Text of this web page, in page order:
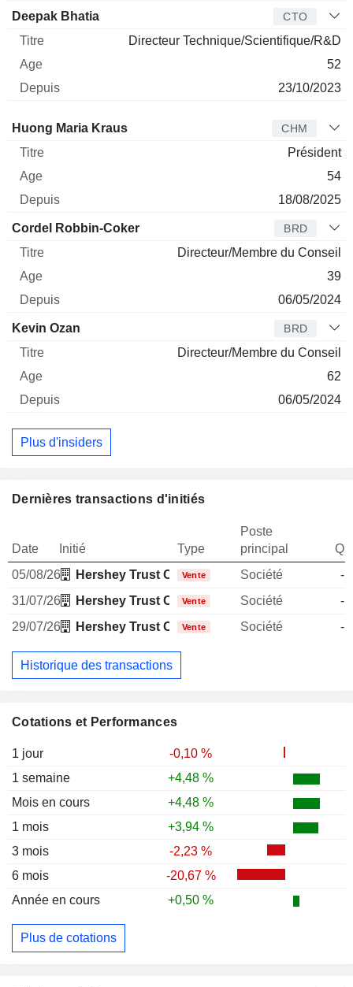
Cotations et Performances
1 jour
-0,10 %
1 semaine
+4,48 %
Mois en cours
+4,48 %
1 mois
+3,94 %
3 mois
-2,23 %
6 mois
-20,67 %
Année en cours
+0,50 %
Plus de cotations
Deepak Bhatia CTO
Directeur Technique/Scientifique/R&D
52
23/10/2023
Administrateur Titre
Huong Maria Kraus CHM
Président
54
18/08/2025
Cordel Robbin-Coker BRD
Directeur/Membre du Conseil
39
06/05/2024
Kevin Ozan BRD
Directeur/Membre du Conseil
62
06/05/2024
Plus d'insiders
Dernières transactions d'initiés
Date Initié Type
Poste
principal
05/08/26
Hershey Trust Co.Vente Société
-
31/07/26
Hershey Trust Co.Vente Société
-
29/07/26
Hershey Trust Co.Vente Société -
Historique des transactions